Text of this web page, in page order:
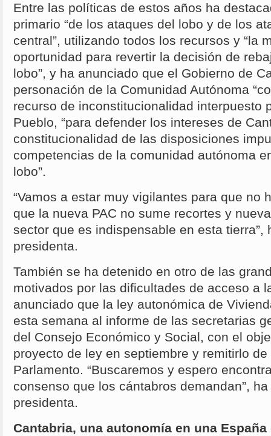
Entre las políticas de estos años ha
primario “de los ataques del lobo y de los
central”, utilizando todos los recursos y “la
oportunidad para revertir la decisión de
lobo”, y ha anunciado que el Gobierno de
personación de la Comunidad Autónoma
recurso de inconstitucionalidad interpuesto
Pueblo, “para defender los intereses de
constitucionalidad de las disposiciones
competencias de la comunidad autónoma
lobo”.
“Vamos a estar muy vigilantes para que no
que la nueva PAC no sume recortes y
sector que es indispensable en esta tierra”,
presidenta.
También se ha detenido en otro de las
motivados por las dificultades de acceso a
anunciado que la ley autonómica de
esta semana al informe de las secretarias
del Consejo Económico y Social, con el
proyecto de ley en septiembre y remitirlo
Parlamento. “Buscaremos y espero
consenso que los cántabros demandan”,
presidenta.
Cantabria, una autonomía en una